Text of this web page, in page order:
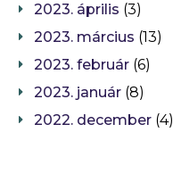
2023. április (3)
2023. március (13)
2023. február (6)
2023. január (8)
2022. december (4)